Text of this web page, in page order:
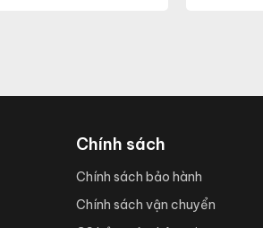
Chính sách
Chính sách bảo hành
Chính sách vận chuyển